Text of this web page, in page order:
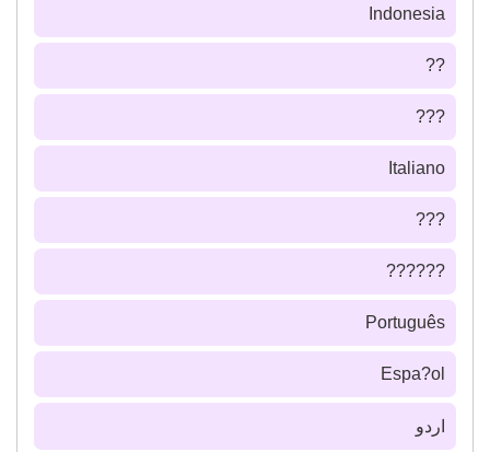
Indonesia
??
???
Italiano
???
??????
Português
Espa?ol
اردو